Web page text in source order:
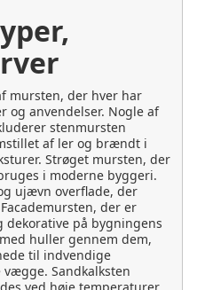
mursten, der hver har
og anvendelser. Nogle af
stenmursten
af ler og brændt i
Strøget mursten, der
i moderne byggeri.
ujævn overflade, der
der er
på bygningens
huller gennem dem,
til indvendige
Sandkalksten